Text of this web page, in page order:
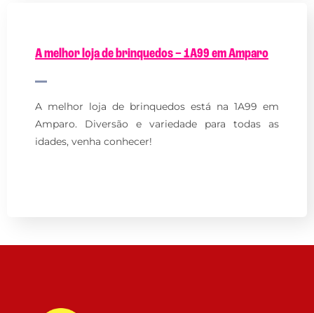
A melhor loja de brinquedos – 1A99 em Amparo
A melhor loja de brinquedos está na 1A99 em
Amparo. Diversão e variedade para todas as
idades, venha conhecer!